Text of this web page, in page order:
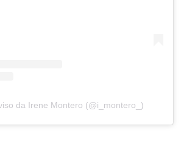
da Irene Montero (@i_montero_)